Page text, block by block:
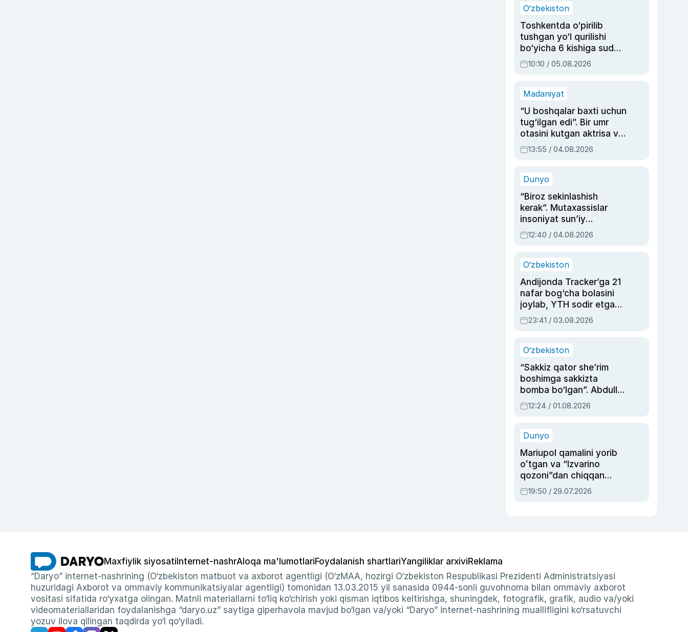
O‘zbekiston
Toshkentda o‘pirilib
tushgan yo‘l qurilishi
bo‘yicha 6 kishiga sud
hukmi o‘qildi
10:10 / 05.08.2026
Madaniyat
“U boshqalar baxti uchun
tug‘ilgan edi”. Bir umr
otasini kutgan aktrisa va
dublyaj ustasi Rimma
Ahmedovaning
13:55 / 04.08.2026
Dunyo
“Biroz sekinlashish
kerak”. Mutaxassislar
insoniyat sun’iy
intellektni boshqara
olmay qolishidan xavotir
12:40 / 04.08.2026
O‘zbekiston
Andijonda Tracker’ga 21
nafar bog‘cha bolasini
joylab, YTH sodir etgan
ayolga sud hukmi o‘qildi
23:41 / 03.08.2026
O‘zbekiston
“Sakkiz qator she’rim
boshimga sakkizta
bomba bo‘lgan”. Abdulla
Oripovni siyosiy
ayblovlardan asrab
12:24 / 01.08.2026
Dunyo
Mariupol qamalini yorib
oʻtgan va “Izvarino
qozoni”dan chiqqan
qahramon — Ukraina
armiyasi bosh
19:50 / 29.07.2026
Maxfiylik siyosati Internet-nashrAloqa ma'lumotlariFoydalanish shartlariYangiliklar arxiviReklama
“Daryo” internet-nashrining (O‘zbekiston matbuot va axborot agentligi (O‘zMAA, hozirgi O‘zbekiston Respublikasi Prezidenti Administratsiyasi
huzuridagi Axborot va ommaviy kommunikatsiyalar agentligi) tomonidan 13.03.2015 yil sanasida 0944-sonli guvohnoma bilan ommaviy axborot
vositasi sifatida ro‘yxatga olingan. Matnli materiallarni to‘liq ko‘chirish yoki qisman iqtibos keltirishga, shuningdek, fotografik, grafik, audio va/yoki
videomateriallaridan foydalanishga “daryo.uz” saytiga giperhavola mavjud bo‘lgan va/yoki “Daryo” internet-nashrining muallifligini ko‘rsatuvchi
yozuv ilova qilingan taqdirda yo‘l qo‘yiladi.